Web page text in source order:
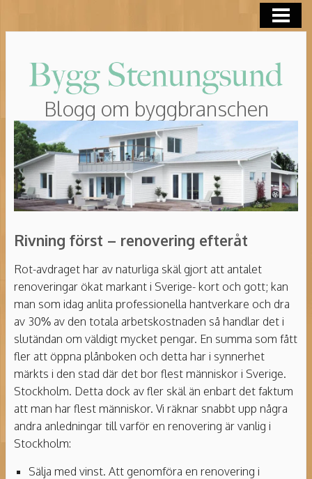
Blogg om byggbranschen
Rivning först – renovering efteråt
Rot-avdraget har av naturliga skäl gjort att antalet
renoveringar ökat markant i Sverige- kort och gott; kan
man som idag anlita professionella hantverkare och dra
av 30% av den totala arbetskostnaden så handlar det i
slutändan om väldigt mycket pengar. En summa som fått
fler att öppna plånboken och detta har i synnerhet
märkts i den stad där det bor flest människor i Sverige.
Stockholm. Detta dock av fler skäl än enbart det faktum
att man har flest människor. Vi räknar snabbt upp några
andra anledningar till varför en renovering är vanlig i
Stockholm:
Sälja med vinst. Att genomföra en renovering i